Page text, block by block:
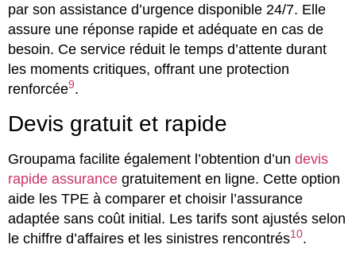
par son assistance d’urgence disponible 24/7. Elle
assure une réponse rapide et adéquate en cas de
besoin. Ce service réduit le temps d’attente durant
les moments critiques, offrant une protection
renforcée9.
Devis gratuit et rapide
Groupama facilite également l’obtention d’un devis
rapide assurance gratuitement en ligne. Cette option
aide les TPE à comparer et choisir l’assurance
adaptée sans coût initial. Les tarifs sont ajustés selon
le chiffre d’affaires et les sinistres rencontrés10.